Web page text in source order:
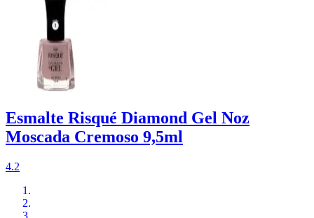
Esmalte Risqué Diamond Gel Noz
Moscada Cremoso 9,5ml
4.2